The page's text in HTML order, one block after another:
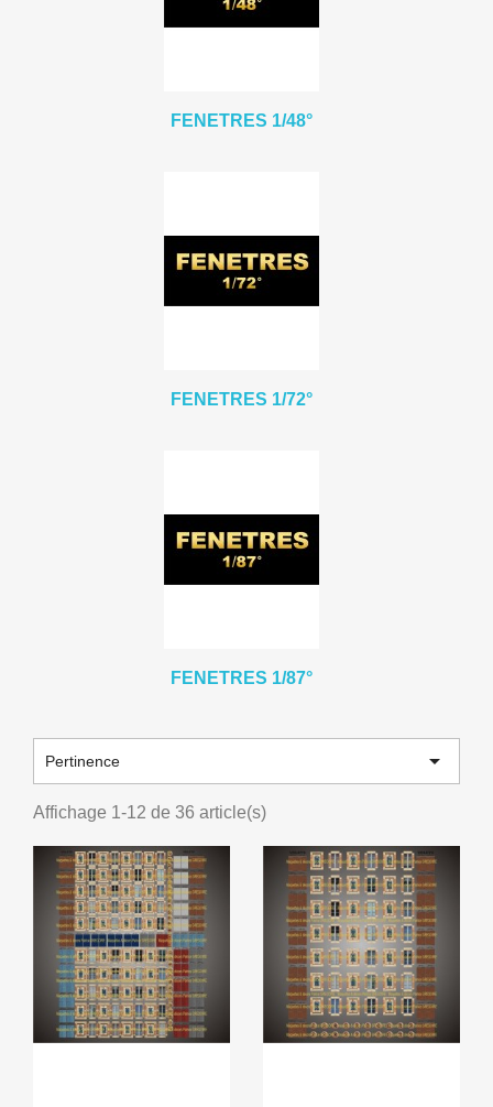
FENETRES 1/48°
FENETRES 1/72°
FENETRES 1/87°
Pertinence 
Affichage 1-12 de 36 article(s)